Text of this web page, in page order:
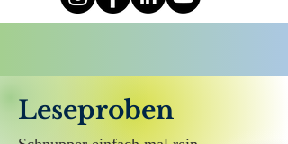
Leseproben